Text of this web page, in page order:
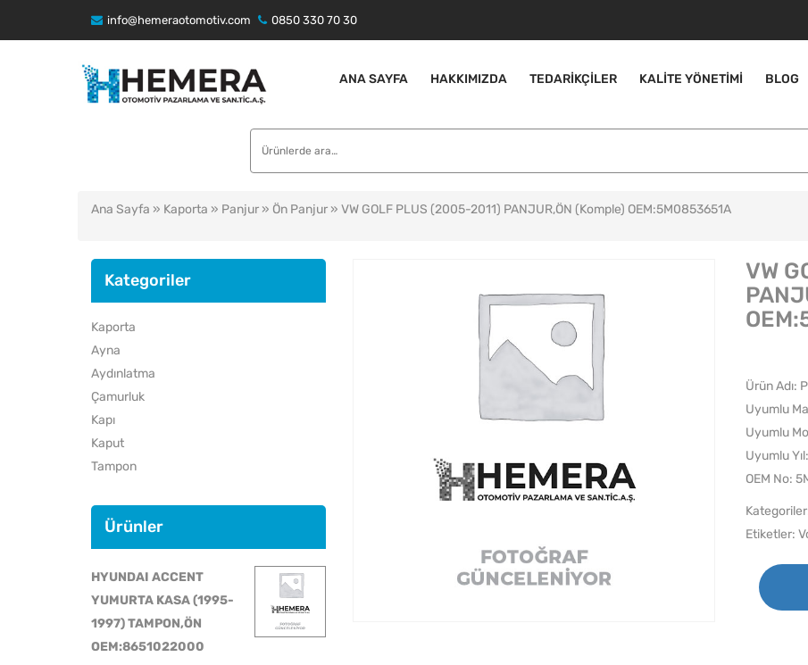
info@hemeraotomotiv.com 0850 330 70 30
ANA SAYFA HAKKIMIZDA TEDARIKÇILER KALITE YÖNETIMI BLOG
Ana Sayfa » Kaporta » Panjur » Ön Panjur » VW GOLF PLUS (2005-2011) PANJUR,ÖN (Komple) OEM:5M0853651A
Kategoriler
Kaporta
Ayna
Aydınlatma
Çamurluk
Kapı
Kaput
Tampon
Ürünler
HYUNDAI ACCENT
YUMURTA KASA (1995-
1997) TAMPON,ÖN
OEM:8651022000
VW
Ürün Adı:
Uyumlu
Uyumlu
Uyumlu
OEM No:
Etiketler: